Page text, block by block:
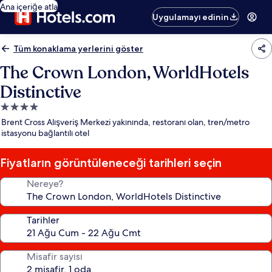
Ana içeriğe atla
Uygulamayı edinin
Tüm konaklama yerlerini göster
The Crown London, WorldHotels
Distinctive
4.0
yıldızlı
konaklama
yeri
Brent Cross Alışveriş Merkezi yakınında, restoranı olan, tren/metro
istasyonu bağlantılı otel
Fiyatların görüntüleneceği tarihleri seçin
Nereye?
Tarihler
Misafir sayısı